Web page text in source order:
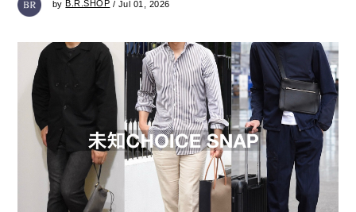
by B.R.SHOP / Jul 01, 2026